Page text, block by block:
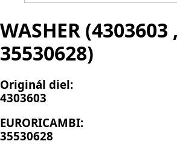
WASHER (4303603 ,
35530628)
Originál diel:
4303603
EURORICAMBI:
35530628